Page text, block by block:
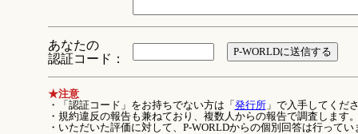
あなたの
認証コード：
★注意
・「認証コード」をお持ちでない方は「 発行所」で入手してくだ
・規約違反の報告も兼ねており、複数人からの報告で調査します
・いただいた評価に対して、P-WORLDからの個別回答は行ってい